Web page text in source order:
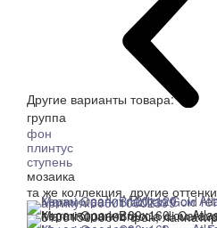
Другие варианты товара:
группа
фон
плинтус
ступень
мозаика
та же коллекция, другие оттенки